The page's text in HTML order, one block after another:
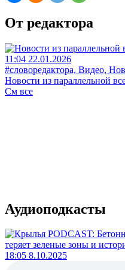
От редактора
11:04 22.01.2026
#словоредактора, Видео,
Новости из параллельной
См все
Аудиоподкасты
18:05 8.10.2025